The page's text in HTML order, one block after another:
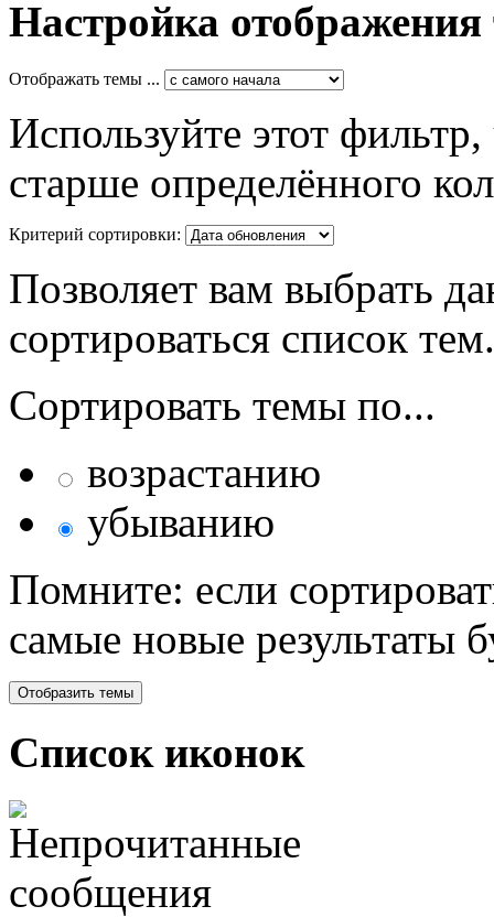
Настройка отображения
Отображать темы ...
Используйте этот
старше определённого
Критерий сортировки:
Позволяет вам выбрать
сортироваться список тем.
Сортировать темы по...
возрастанию
убыванию
Помните: если
самые новые результаты
Список иконок